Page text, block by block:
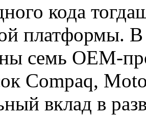
кода
платформы.
семь OEM-
Compaq,
вклад в